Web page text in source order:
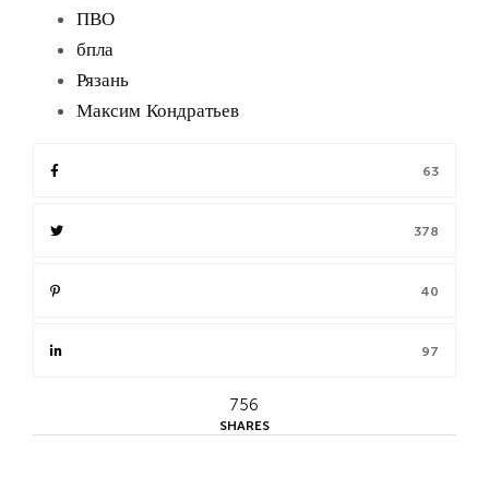
63
378
40
97
756
SHARES
ПВО
бпла
Рязань
Максим Кондратьев